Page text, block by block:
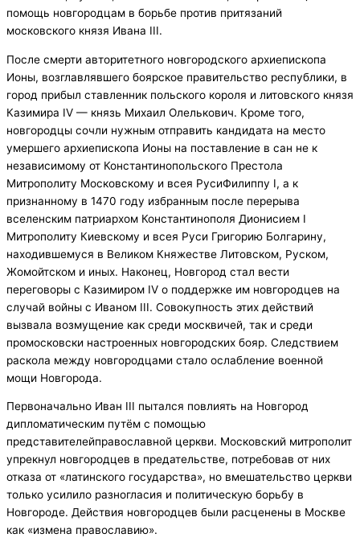
помощь новгородцам в борьбе против притязаний
московского князя Ивана III.
После смерти авторитетного новгородского архиепископа
Ионы, возглавлявшего боярское правительство республики, в
город прибыл ставленник польского короля и литовского князя
Казимира IV — князь Михаил Олелькович. Кроме того,
новгородцы сочли нужным отправить кандидата на место
умершего архиепископа Ионы на поставление в сан не к
независимому от Константинопольского Престола
Митрополиту Московскому и всея РусиФилиппу I, а к
признанному в 1470 году избранным после перерыва
вселенским патриархом Константинополя Дионисием I
Митрополиту Киевскому и всея Руси Григорию Болгарину,
находившемуся в Великом Княжестве Литовском, Руском,
Жомойтском и иных. Наконец, Новгород стал вести
переговоры с Казимиром IV о поддержке им новгородцев на
случай войны с Иваном III. Совокупность этих действий
вызвала возмущение как среди москвичей, так и среди
промосковски настроенных новгородских бояр. Следствием
раскола между новгородцами стало ослабление военной
мощи Новгорода.
Первоначально Иван III пытался повлиять на Новгород
дипломатическим путём с помощью
представителейправославной церкви. Московский митрополит
упрекнул новгородцев в предательстве, потребовав от них
отказа от «латинского государства», но вмешательство церкви
только усилило разногласия и политическую борьбу в
Новгороде. Действия новгородцев были расценены в Москве
как «измена православию».